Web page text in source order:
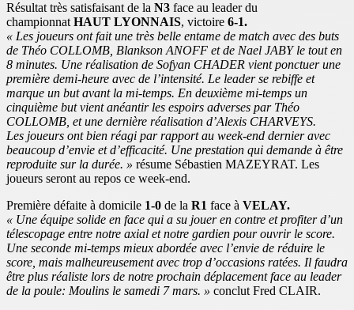
Résultat très satisfaisant de la N3 face au leader du
championnat HAUT LYONNAIS, victoire 6-1.
« Les joueurs ont fait une très belle entame de match avec des buts
de Théo COLLOMB, Blankson ANOFF et de Nael JABY le tout en
8 minutes. Une réalisation de Sofyan CHADER vient ponctuer une
première demi-heure avec de l’intensité. Le leader se rebiffe et
marque un but avant la mi-temps. En deuxième mi-temps un
cinquième but vient anéantir les espoirs adverses par Théo
COLLOMB, et une dernière réalisation d’Alexis CHARVEYS.
Les joueurs ont bien réagi par rapport au week-end dernier avec
beaucoup d’envie et d’efficacité. Une prestation qui demande à être
reproduite sur la durée. » résume Sébastien MAZEYRAT. Les
joueurs seront au repos ce week-end.
Première défaite à domicile 1-0 de la R1 face à VELAY.
« Une équipe solide en face qui a su jouer en contre et profiter d’un
télescopage entre notre axial et notre gardien pour ouvrir le score.
Une seconde mi-temps mieux abordée avec l’envie de réduire le
score, mais malheureusement avec trop d’occasions ratées. Il faudra
être plus réaliste lors de notre prochain déplacement face au leader
de la poule: Moulins le samedi 7 mars. » conclut Fred CLAIR.